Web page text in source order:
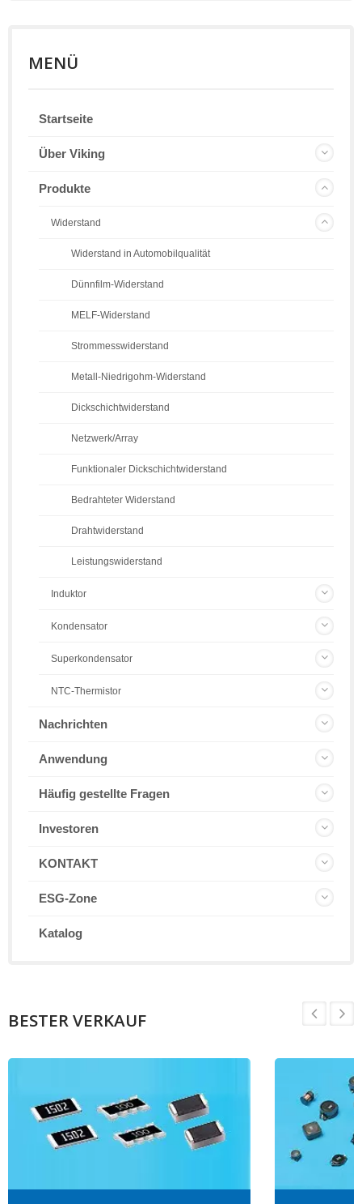
MENÜ
Startseite
Über Viking
Produkte
Widerstand
Widerstand in Automobilqualität
Dünnfilm-Widerstand
MELF-Widerstand
Strommesswiderstand
Metall-Niedrigohm-Widerstand
Dickschichtwiderstand
Netzwerk/Array
Funktionaler Dickschichtwiderstand
Bedrahteter Widerstand
Drahtwiderstand
Leistungswiderstand
Induktor
Kondensator
Superkondensator
NTC-Thermistor
Nachrichten
Anwendung
Häufig gestellte Fragen
Investoren
KONTAKT
ESG-Zone
Katalog
BESTER VERKAUF